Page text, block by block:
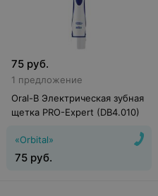
75 руб.
1 предложение
Oral-B Электрическая зубная
щетка PRO-Expert (DB4.010)
«Orbital»
75 руб.